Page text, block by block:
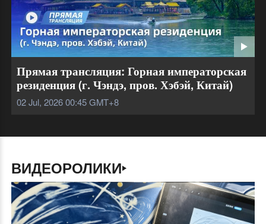
Прямая трансляция: Горная императорская
резиденция (г. Чэндэ, пров. Хэбэй, Китай)
02 Jul, 2026 00:45GMT+8
ВИДЕОРОЛИКИ